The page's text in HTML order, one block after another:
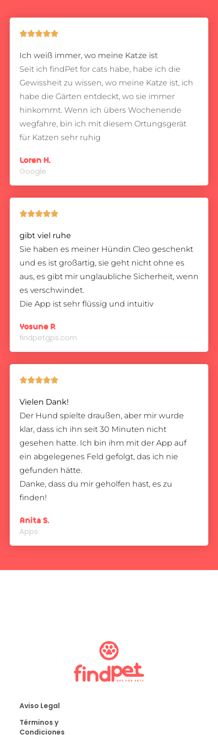

Ich weiß immer, wo meine Katze ist
Seit ich findPet for cats habe, habe ich die
Gewissheit zu wissen, wo meine Katze ist, ich
habe die Gärten entdeckt, wo sie immer
hinkommt. Wenn ich übers Wochenende
wegfahre, bin ich mit diesem Ortungsgerät
für Katzen sehr ruhig
Loren H.
Google

gibt viel ruhe
Sie haben es meiner Hündin Cleo geschenkt
und es ist großartig, sie geht nicht ohne es
aus, es gibt mir unglaubliche Sicherheit, wenn
es verschwindet.
Die App ist sehr flüssig und intuitiv
Yosune P.
findpetgps.com

Vielen Dank!
Der Hund spielte draußen, aber mir wurde
klar, dass ich ihn seit 30 Minuten nicht
gesehen hatte. Ich bin ihm mit der App auf
ein abgelegenes Feld gefolgt, das ich nie
gefunden hätte.
Danke, dass du mir geholfen hast, es zu
finden!
Anita S.
Apps
Aviso Legal
Términos y
Condiciones